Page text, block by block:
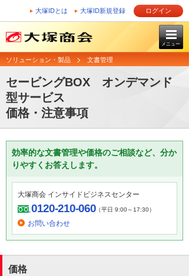
大塚IDとは 大塚ID新規登録 ログイン
メニュー
ソリューション・製品 文書管理
セービングBOX オンデマンド
型サービス
価格・注意事項
効率的な文書管理や価格のご相談など、分か
りやすくお答えします。
大塚商会 インサイドビジネスセンター
0120-210-060（平日 9:00～17:30）
お問い合わせ
価格